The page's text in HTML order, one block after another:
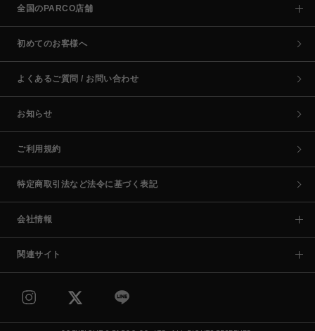
全国のPARCO店舗
初めてのお客様へ
よくあるご質問 / お問い合わせ
お知らせ
ご利用規約
特定商取引法など法令に基づく表記
会社情報
関連サイト